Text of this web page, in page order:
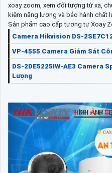
xoay zoom, xem đối tượng từ xa,
kiệm năng lượng và bảo hành chất
Sản phẩm cao cấp tương tự Xoay
Camera Hikvision DS-
VP-4555 Camera Giám Sát
DS-2DE5225IW-AE3 Camera
Lượng